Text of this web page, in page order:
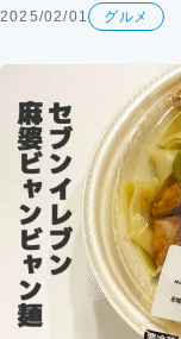
2025/02/01 グルメ